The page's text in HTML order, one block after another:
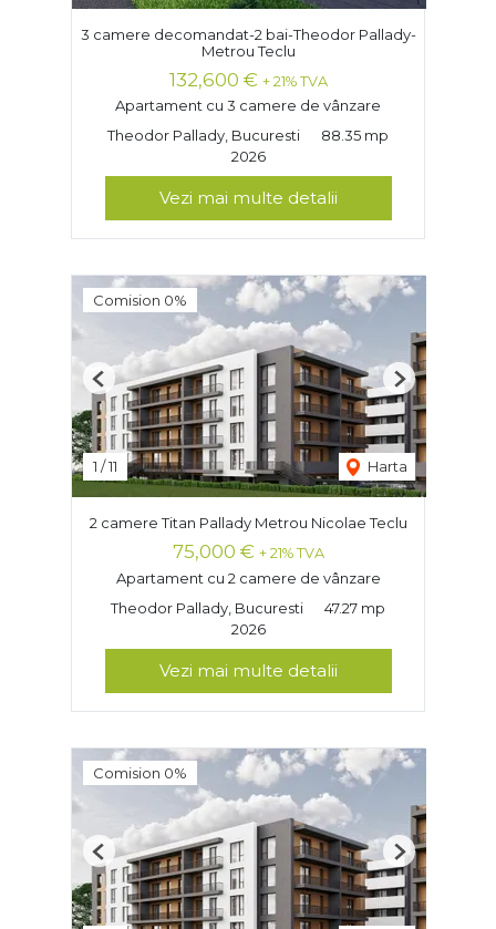
3 camere decomandat-2 bai-Theodor Pallady-
Metrou Teclu
132,600 € + 21% TVA
Apartament cu 3 camere de vânzare
Theodor Pallady, Bucuresti
88.35 mp
2026
Vezi mai multe detalii
Comision 0%
1 /11 Harta
Previous Next
2 camere Titan Pallady Metrou Nicolae Teclu
75,000 € + 21% TVA
Apartament cu 2 camere de vânzare
Theodor Pallady, Bucuresti
47.27 mp
2026
Vezi mai multe detalii
Comision 0%
Previous Next